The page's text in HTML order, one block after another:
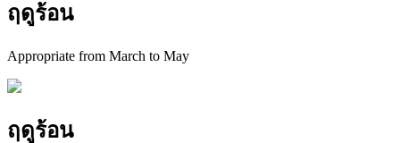
ฤดูร้อน
Appropriate from March to May
ฤดูร้อน